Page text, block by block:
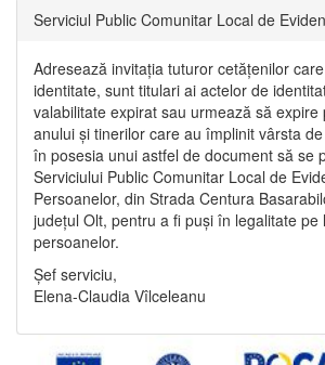
Serviciul Public Comunitar Local de
Adresează invitația tuturor cetățenilor
identitate, sunt titulari ai actelor de
valabilitate expirat sau urmează să expire
anului și tinerilor care au împlinit vârsta
în posesia unui astfel de document să se
Serviciului Public Comunitar Local de
Persoanelor, din Strada Centura
județul Olt, pentru a fi puși în legalitate pe
persoanelor.
Șef serviciu,
Elena-Claudia Vîlceleanu